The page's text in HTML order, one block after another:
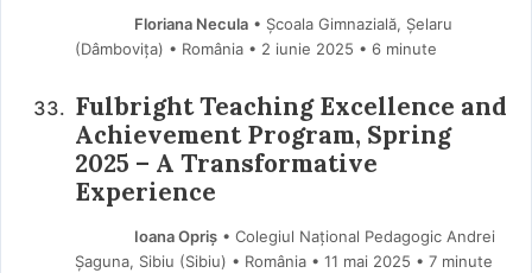
Floriana Necula• Școala Gimnazială, Șelaru
(Dâmboviţa) • România
2 iunie 2025 • 6 minute
Fulbright Teaching Excellence and
Achievement Program, Spring
2025 – A Transformative
Experience
Ioana Opriș• Colegiul Național Pedagogic Andrei
Șaguna, Sibiu (Sibiu) • România
11 mai 2025 • 7 minute